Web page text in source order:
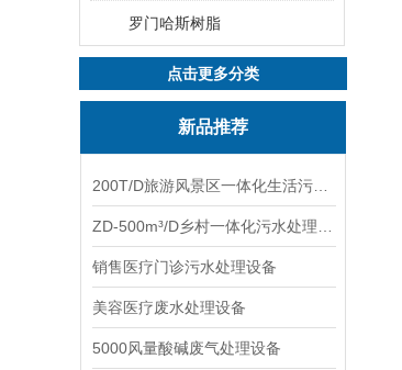
罗门哈斯树脂
点击更多分类
新品推荐
销售医疗门诊污水处理设备
美容医疗废水处理设备
5000风量酸碱废气处理设备